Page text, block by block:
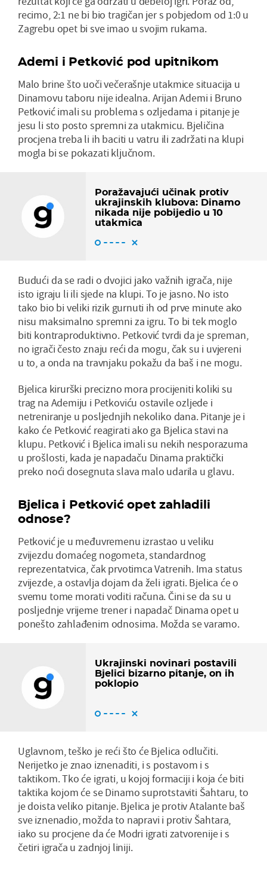
recimo, 2:1 ne bi bio tragičan jer s pobjedom od 1:0 u
Zagrebu opet bi sve imao u svojim rukama.
Ademi i Petković pod upitnikom
Malo brine što uoči večerašnje utakmice situacija u
Dinamovu taboru nije idealna. Arijan Ademi i Bruno
Petković imali su problema s ozljedama i pitanje je
jesu li sto posto spremni za utakmicu. Bjeličina
procjena treba li ih baciti u vatru ili zadržati na klupi
mogla bi se pokazati ključnom.
Poražavajući učinak protiv
ukrajinskih klubova: Dinamo
nikada nije pobijedio u 10
utakmica
Budući da se radi o dvojici jako važnih igrača, nije
isto igraju li ili sjede na klupi. To je jasno. No isto
tako bio bi veliki rizik gurnuti ih od prve minute ako
nisu maksimalno spremni za igru. To bi tek moglo
biti kontraproduktivno. Petković tvrdi da je spreman,
no igrači često znaju reći da mogu, čak su i uvjereni
u to, a onda na travnjaku pokažu da baš i ne mogu.
Bjelica kirurški precizno mora procijeniti koliki su
trag na Ademiju i Petkoviću ostavile ozljede i
netreniranje u posljednjih nekoliko dana. Pitanje je i
kako će Petković reagirati ako ga Bjelica stavi na
klupu. Petković i Bjelica imali su nekih nesporazuma
u prošlosti, kada je napadaču Dinama praktički
preko noći dosegnuta slava malo udarila u glavu.
Bjelica i Petković opet zahladili
odnose?
Petković je u međuvremenu izrastao u veliku
zvijezdu domaćeg nogometa, standardnog
reprezentatvica, čak prvotimca Vatrenih. Ima status
zvijezde, a ostavlja dojam da želi igrati. Bjelica će o
svemu tome morati voditi računa. Čini se da su u
posljednje vrijeme trener i napadač Dinama opet u
ponešto zahlađenim odnosima. Možda se varamo.
Ukrajinski novinari postavili
Bjelici bizarno pitanje, on ih
poklopio
Uglavnom, teško je reći što će Bjelica odlučiti.
Nerijetko je znao iznenaditi, i s postavom i s
taktikom. Tko će igrati, u kojoj formaciji i koja će biti
taktika kojom će se Dinamo suprotstaviti Šahtaru, to
je doista veliko pitanje. Bjelica je protiv Atalante baš
sve iznenadio, možda to napravi i protiv Šahtara,
iako su procjene da će Modri igrati zatvorenije i s
četiri igrača u zadnjoj liniji.